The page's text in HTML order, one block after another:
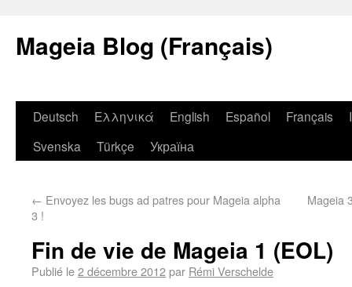
Mageia Blog (Français)
Deutsch Ελληνικά English Español Français
Svenska
Türkçe Україна
← Envoyez les bugs ad patres pour Mageia alpha
3 !
Mageia
Fin de vie de Mageia 1 (EOL)
Publié le2 décembre 2012par Rémi Verschelde